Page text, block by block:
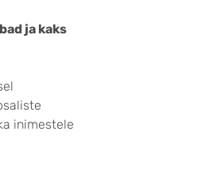
ja kaks
inimestele